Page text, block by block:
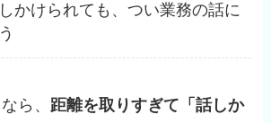
かけられても、つい業務の話に
ら、 距離を取りすぎて「話しか